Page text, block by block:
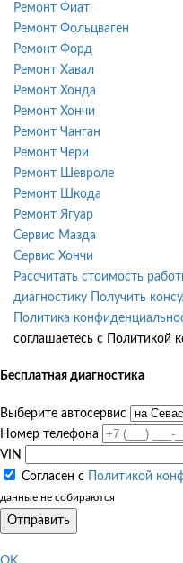
Ремонт Фиат
Ремонт Фольцваген
Ремонт Форд
Ремонт Хавал
Ремонт Хонда
Ремонт Хончи
Ремонт Чанган
Ремонт Чери
Ремонт Шевроле
Ремонт Шкода
Ремонт Ягуар
Сервис Мазда
Сервис Хончи
Рассчитать стоимость
диагностику
Получить
Политика
соглашаетесь с Политикой
Бесплатная диагностика
Выберите автосервис
Номер телефона
VIN
Согласен с
Политикой
данные не собираются
Отправить